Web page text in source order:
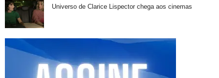
Universo de Clarice Lispector chega aos cinemas